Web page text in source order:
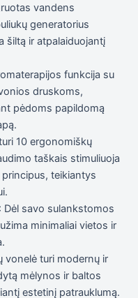
vandens
generatorius
šiltą ir atpalaiduojantį
funkcija su
druskoms,
pėdoms papildomą
10 ergonomiškų
taškais stimuliuoja
teikiantys
Dėl savo sulankstomos
minimaliai vietos ir
vonelė turi modernų ir
mėlynos ir baltos
estetinį patrauklumą.
pomėgiais ir
elgesiu, kai
lankotės
mūsų
padidinate
galimybę
pamatyti
suasmenintą
turinį ir
pasiūlymus.